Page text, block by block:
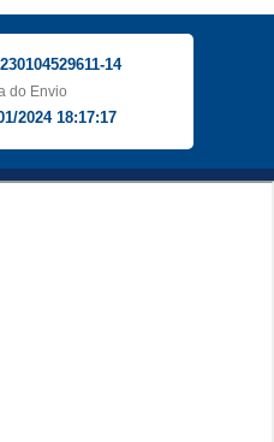
14
do Envio
2024 18:17:17